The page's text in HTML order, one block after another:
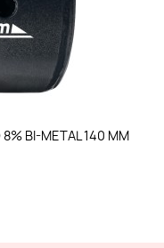
BI-METAL 140 MM